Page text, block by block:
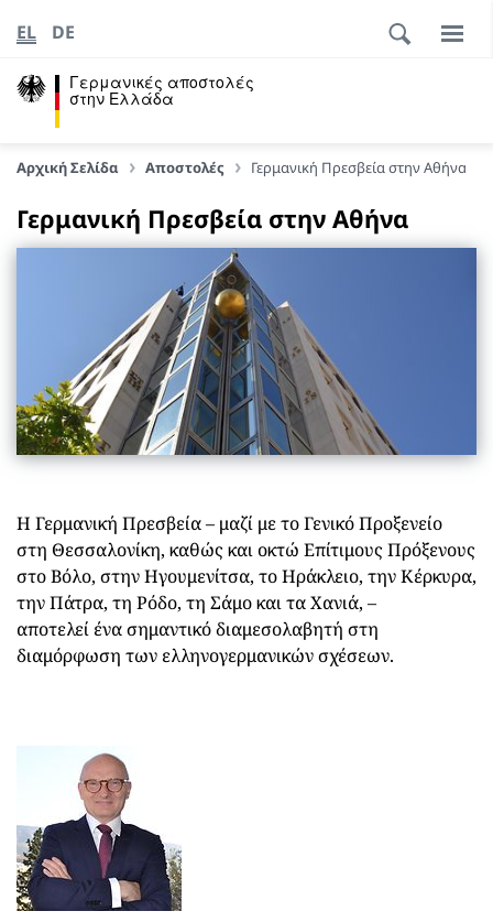
Γερμανικές αποστολές
στην Ελλάδα
EL DE
Αρχική Σελίδα Αποστολές Γερμανική Πρεσβεία στην Αθήνα
Γερμανική Πρεσβεία στην Αθήνα
Η Γερμανική Πρεσβεία – μαζί με το Γενικό Προξενείο
στη Θεσσαλονίκη, καθώς και οκτώ Επίτιμους Πρόξενους
στο Βόλο, στην Ηγουμενίτσα, το Ηράκλειο, την Κέρκυρα,
την Πάτρα, τη Ρόδο, τη Σάμο και τα Χανιά, –
αποτελεί ένα σημαντικό διαμεσολαβητή στη
διαμόρφωση των ελληνογερμανικών σχέσεων.